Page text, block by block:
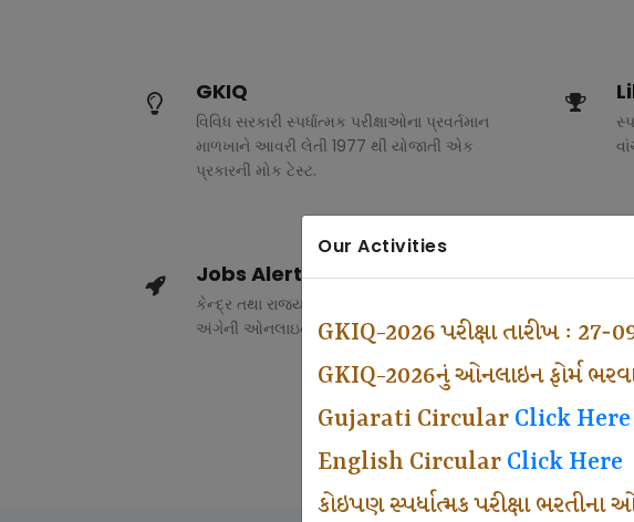
Our Activities
GKIQ-2026 પરીક્ષા તારીખ : 27-
GKIQ-2026નું ઓનલાઇન ફોર્મ
Gujarati Circular Click Here
English Circular Click Here
કોઇપણ સ્પર્ધાત્મક પરીક્ષા ભરતીના
GKIQ
વિવિધ સરકારી સ્પર્ધાત્મક પરીક્ષાઓના પ્રવર્તમાન
માળખાને આવરી લેતી 1977 થી યોજાતી એક
પ્રકારની મોક ટેસ્ટ.
Jobs Alert
કેન્દ્ર તથા રાજ્ય સરકારના વિવિધ વિભાગોમાં ભરતી
અંગેની ઓનલાઇન માહિતી.